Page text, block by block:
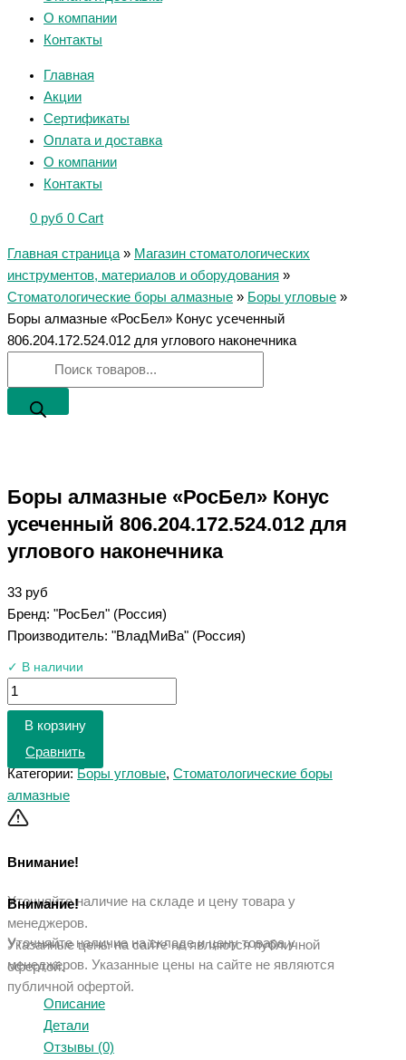
О компании
Контакты
Главная
Акции
Сертификаты
Оплата и доставка
О компании
Контакты
0 руб 0 Cart
Главная страница » Магазин стоматологических
инструментов, материалов и оборудования »
Стоматологические боры алмазные » Боры угловые »
Боры алмазные «РосБел» Конус усеченный
806.204.172.524.012 для углового наконечника
Боры алмазные «РосБел» Конус
усеченный 806.204.172.524.012 для
углового наконечника
33 руб
Бренд: "РосБел" (Россия)
Производитель: "ВладМиВа" (Россия)
✓ В наличии
В корзину
Сравнить
Категории: Боры угловые, Стоматологические боры
алмазные
Внимание!
Уточняйте наличие на складе и цену товара у
менеджеров.
Указанные цены на сайте не являются публичной
офертой.
Внимание!
Уточняйте наличие на складе и цену товара у
менеджеров. Указанные цены на сайте не являются
публичной офертой.
Описание
Детали
Отзывы (0)